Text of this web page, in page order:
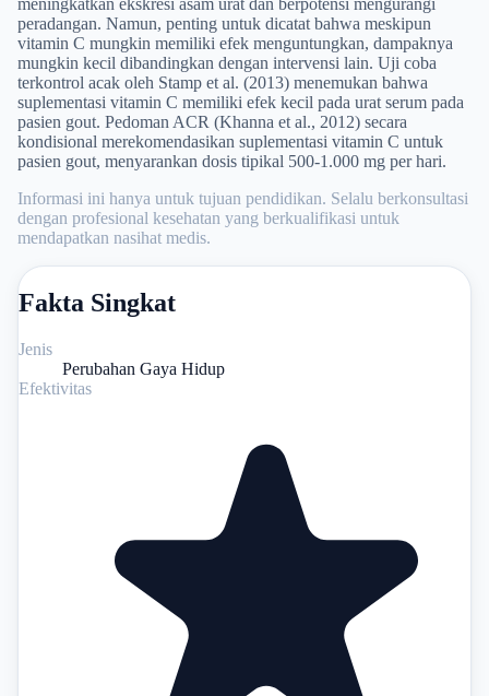
peradangan. Namun, penting untuk dicatat bahwa meskipun
vitamin C mungkin memiliki efek menguntungkan, dampaknya
mungkin kecil dibandingkan dengan intervensi lain. Uji coba
terkontrol acak oleh Stamp et al. (2013) menemukan bahwa
suplementasi vitamin C memiliki efek kecil pada urat serum pada
pasien gout. Pedoman ACR (Khanna et al., 2012) secara
kondisional merekomendasikan suplementasi vitamin C untuk
pasien gout, menyarankan dosis tipikal 500-1.000 mg per hari.
Informasi ini hanya untuk tujuan pendidikan. Selalu berkonsultasi
dengan profesional kesehatan yang berkualifikasi untuk
mendapatkan nasihat medis.
Fakta Singkat
Jenis
Perubahan Gaya Hidup
Efektivitas